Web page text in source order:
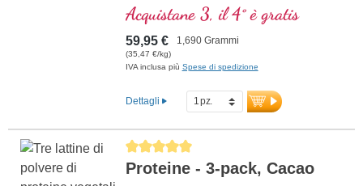
Acquistane 3, il 4° è gratis
59,95 € 1,690 Grammi
(35,47 €/kg)
IVA inclusa più Spese di spedizione
Dettagli
Average rating of 5 out of 5 stars
Proteine - 3-pack, Cacao